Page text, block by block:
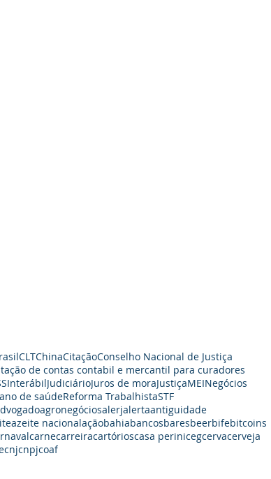
CLTChinaCitaçãoConselho Nacional de Justiça
de contas contabil e mercantil para curadores
InterábilJudiciárioJuros de moraJustiçaMEINegócios
de saúdeReforma TrabalhistaSTF
agronegóciosalerjalertaantiguidade
azeite nacionalaçãobahiabancosbaresbeerbifebitcoins
carnecarreiracartórioscasa perinicegcervacerveja
cnjcnpjcoaf